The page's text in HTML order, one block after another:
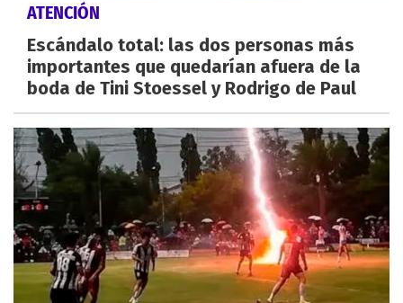
ATENCIÓN
Escándalo total: las dos personas más
importantes que quedarían afuera de la
boda de Tini Stoessel y Rodrigo de Paul